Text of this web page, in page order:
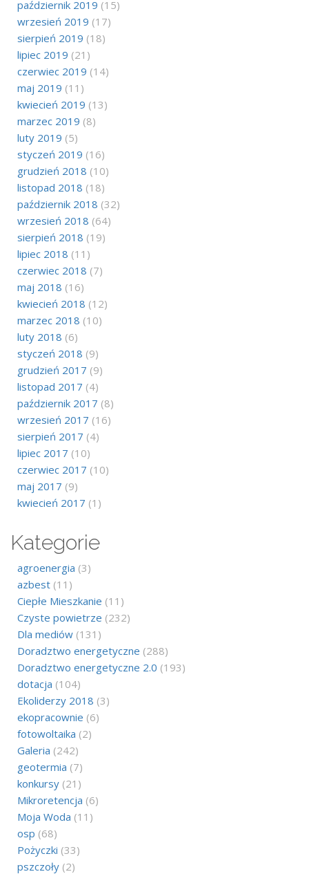
październik 2019 (15)
wrzesień 2019 (17)
sierpień 2019 (18)
lipiec 2019 (21)
czerwiec 2019 (14)
maj 2019 (11)
kwiecień 2019 (13)
marzec 2019 (8)
luty 2019 (5)
styczeń 2019 (16)
grudzień 2018 (10)
listopad 2018 (18)
październik 2018 (32)
wrzesień 2018 (64)
sierpień 2018 (19)
lipiec 2018 (11)
czerwiec 2018 (7)
maj 2018 (16)
kwiecień 2018 (12)
marzec 2018 (10)
luty 2018 (6)
styczeń 2018 (9)
grudzień 2017 (9)
listopad 2017 (4)
październik 2017 (8)
wrzesień 2017 (16)
sierpień 2017 (4)
lipiec 2017 (10)
czerwiec 2017 (10)
maj 2017 (9)
kwiecień 2017 (1)
Kategorie
agroenergia (3)
azbest (11)
Ciepłe Mieszkanie (11)
Czyste powietrze (232)
Dla mediów (131)
Doradztwo energetyczne (288)
Doradztwo energetyczne 2.0 (193)
dotacja (104)
Ekoliderzy 2018 (3)
ekopracownie (6)
fotowoltaika (2)
Galeria (242)
geotermia (7)
konkursy (21)
Mikroretencja (6)
Moja Woda (11)
osp (68)
Pożyczki (33)
pszczoły (2)